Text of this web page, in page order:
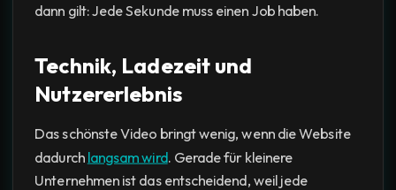
dann gilt: Jede Sekunde muss einen Job haben.
Technik, Ladezeit und
Nutzererlebnis
Das schönste Video bringt wenig, wenn die Website
dadurchlangsam wird. Gerade für kleinere
Unternehmen ist das entscheidend, weil jede